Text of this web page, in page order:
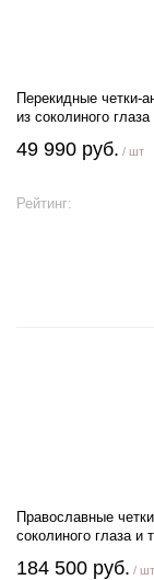
Перекидные четки-
из соколиного глаза
49 990 руб. / шт
Рейтинг:
Православные
соколиного глаза и
184 500 руб. / шт